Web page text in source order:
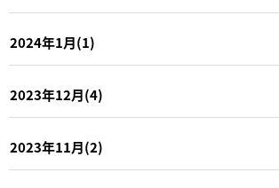
2024年1月(1)
2023年12月(4)
2023年11月(2)